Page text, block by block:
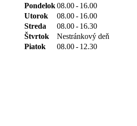
Pondelok08.00- 16.00
Utorok
08.00- 16.00
Streda
08.00- 16.30
Štvrtok
Nestránkový deň
Piatok
08.00- 12.30